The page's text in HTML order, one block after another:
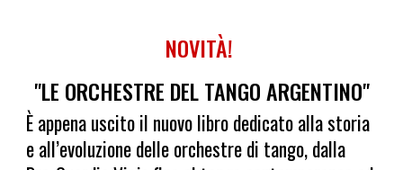
NOVITÀ!
"LE ORCHESTRE DEL TANGO ARGENTINO"
È appena uscito il nuovo libro dedicato alla storia
e all’evoluzione delle orchestre di tango, dalla